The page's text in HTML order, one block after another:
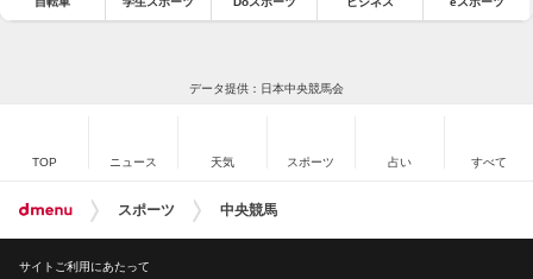
データ提供：日本中央競馬会
TOP ニュース 天気 スポーツ 占い すべて
スポーツ 中央競馬
サイトご利用にあたって